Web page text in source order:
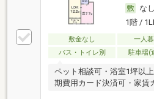
なし
1階 /
敷金なし 一人
バス・トイレ別
駐車場(
ペット相談可・浴室1坪以
期費用カード決済可・家賃